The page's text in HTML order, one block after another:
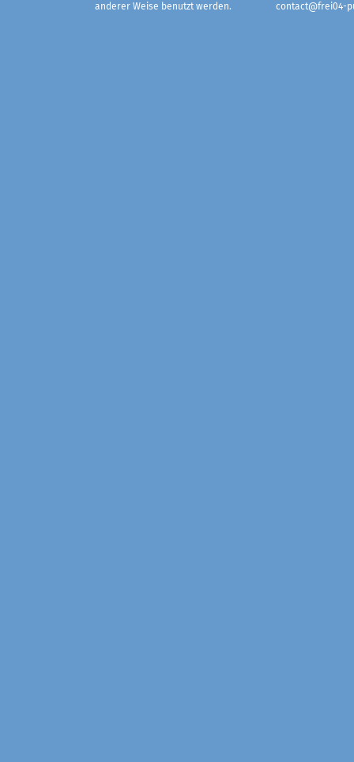
anderer Weise benutzt werden.
contact@frei04-